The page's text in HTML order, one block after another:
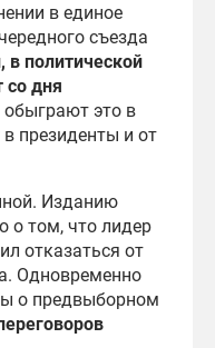
в единое
съезда
в политической
со дня
это в
президенты и от
Изданию
о том, что лидер
отказаться от
Одновременно
о предвыборном